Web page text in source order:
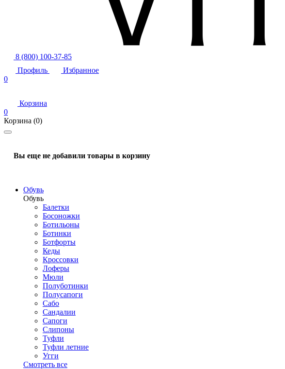
8 (800) 100-37-85
Профиль
Избранное
0
Корзина
0
Корзина (0)
Вы еще не добавили товары в корзину
Обувь
Обувь
Балетки
Босоножки
Ботильоны
Ботинки
Ботфорты
Кеды
Кроссовки
Лоферы
Мюли
Полуботинки
Полусапоги
Сабо
Сандалии
Сапоги
Слипоны
Туфли
Туфли летние
Угги
Смотреть все